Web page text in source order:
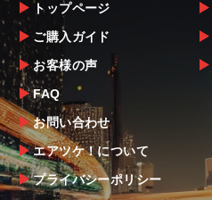
トップページ
ご購入ガイド
お客様の声
FAQ
お問い合わせ
エアツケ！について
プライバシーポリシー